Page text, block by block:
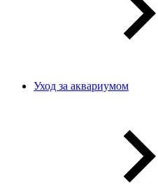
Уход за аквариумом